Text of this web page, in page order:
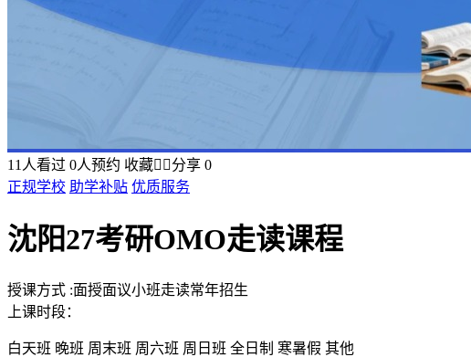
11 人看过 0人预约 收藏 分享 0
正规学校 助学补贴 优质服务
沈阳27考研OMO走读课程
授课方式 :面授面议小班走读常年招生
上课时段：
白天班 晚班 周末班 周六班 周日班 全日制 寒暑假 其他